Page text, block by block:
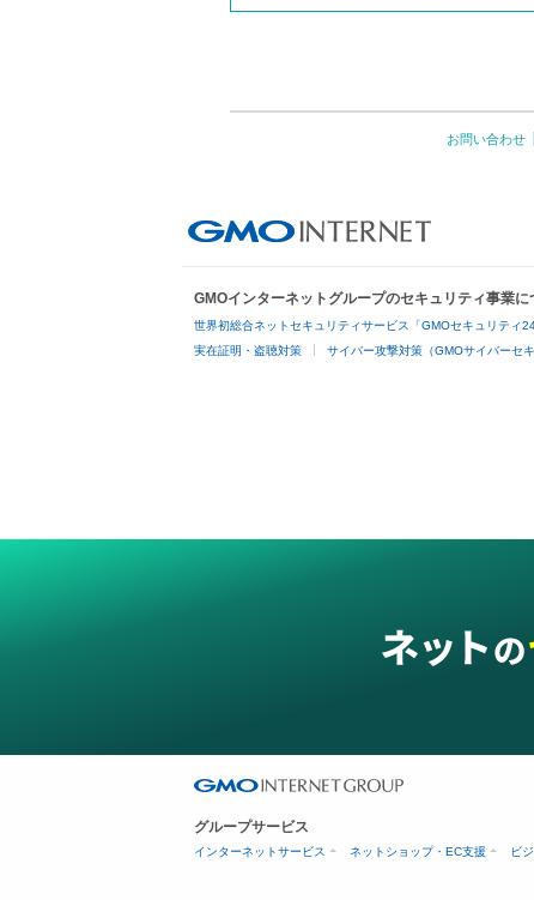
お問い合わせ
GMOインターネットグループのセキュリティ事業に
世界初総合ネットセキュリティサービス「GMOセキュリティ24
実在証明・盗聴対策 サイバー攻撃対策（GMOサイバーセ
グループサービス
インターネットサービス ネットショップ・EC支援 ビ